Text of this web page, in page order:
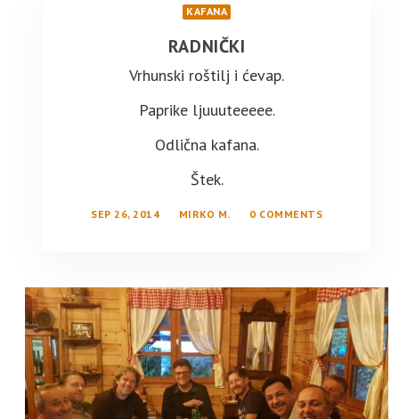
KAFANA
RADNIČKI
Vrhunski roštilj i ćevap.
Paprike ljuuuteeeee.
Odlična kafana.
Štek.
SEP 26, 2014 MIRKO M. 0 COMMENTS